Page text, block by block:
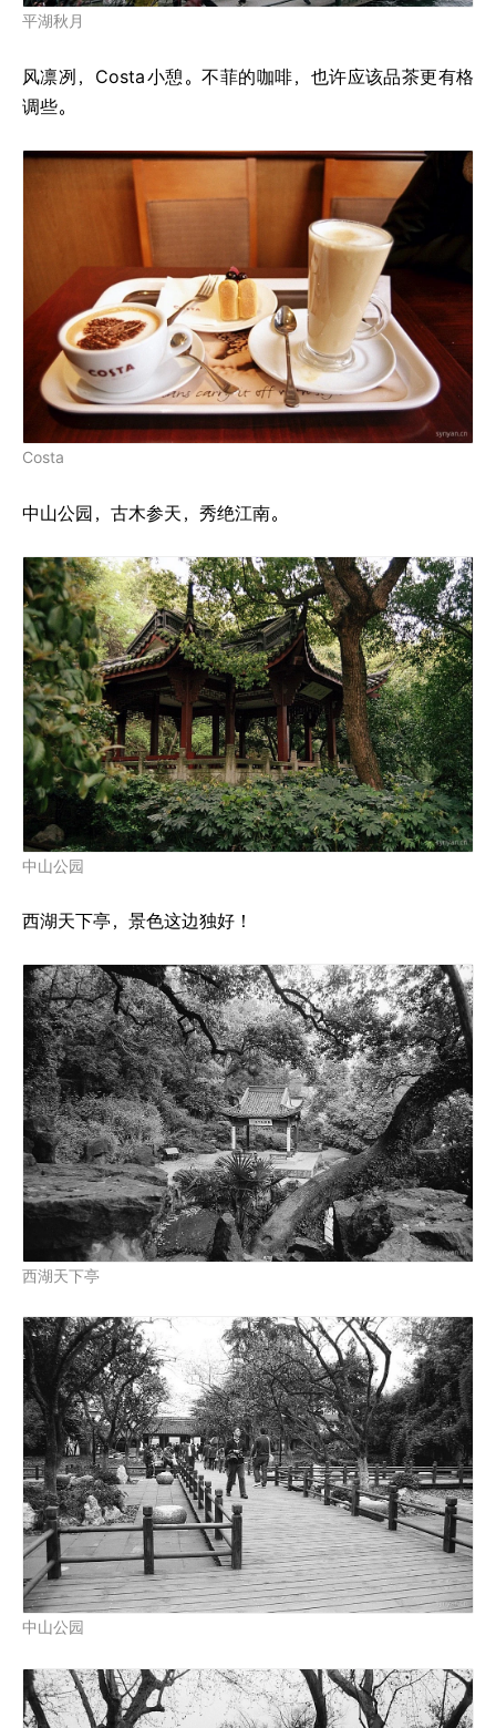
平湖秋月
风凛冽，Costa小憩。不菲的咖啡，也许应该品茶更有格
调些。
Costa
中山公园，古木参天，秀绝江南。
中山公园
西湖天下亭，景色这边独好！
西湖天下亭
中山公园